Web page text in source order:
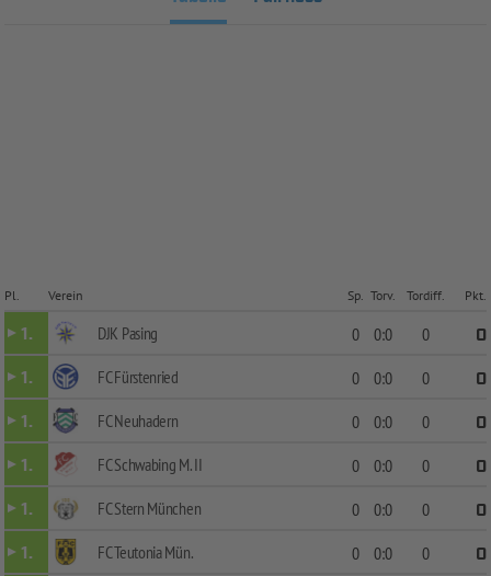
Pl. Verein Sp. Torv. Tordiff. Pkt.
1. DJK Pasing 0 0:0 0
0
1.
FC Fürstenried 0 0:0 0
0
1.
FC Neuhadern 0 0:0 0
0
1.
FC Schwabing M. II 0 0:0 0
0
1.
FC Stern München 0 0:0 0
0
1.
FC Teutonia Mün. 0 0:0 0
0